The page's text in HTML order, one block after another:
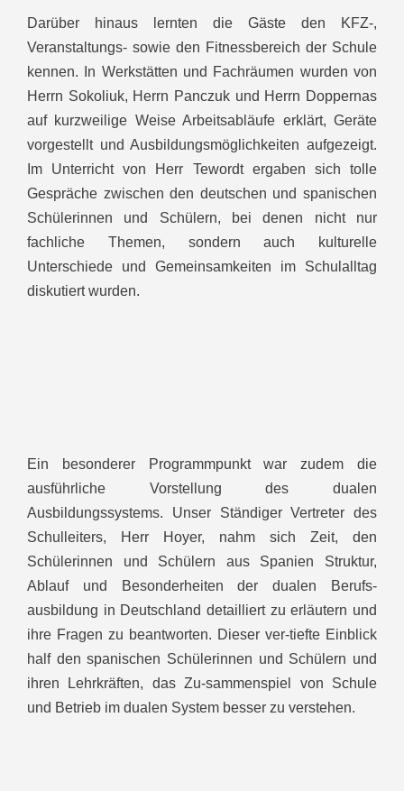
Darüber hinaus lernten die Gäste den KFZ-,
Veranstaltungs- sowie den Fitnessbereich der Schule
kennen. In Werkstätten und Fachräumen wurden von
Herrn Sokoliuk, Herrn Panczuk und Herrn Doppernas
auf kurzweilige Weise Arbeitsabläufe erklärt, Geräte
vorgestellt und Ausbildungsmöglichkeiten aufgezeigt.
Im Unterricht von Herr Tewordt ergaben sich tolle
Gespräche zwischen den deutschen und spanischen
Schülerinnen und Schülern, bei denen nicht nur
fachliche Themen, sondern auch kulturelle
Unterschiede und Gemeinsamkeiten im Schulalltag
diskutiert wurden.
Ein besonderer Programmpunkt war zudem die
ausführliche Vorstellung des dualen
Ausbildungssystems. Unser Ständiger Vertreter des
Schulleiters, Herr Hoyer, nahm sich Zeit, den
Schülerinnen und Schülern aus Spanien Struktur,
Ablauf und Besonderheiten der dualen Berufs-
ausbildung in Deutschland detailliert zu erläutern und
ihre Fragen zu beantworten. Dieser ver-tiefte Einblick
half den spanischen Schülerinnen und Schülern und
ihren Lehrkräften, das Zu-sammenspiel von Schule
und Betrieb im dualen System besser zu verstehen.